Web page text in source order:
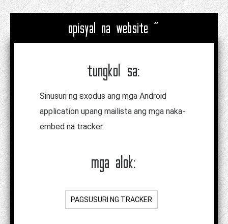
opisyal na website "
tungkol sa:
Sinusuri ng εxodus ang mga Android
application upang mailista ang mga naka-
embed na tracker.
mga alok:
PAGSUSURI NG TRACKER